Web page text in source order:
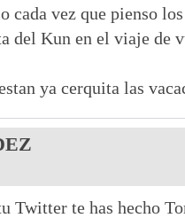
cada vez que pienso
del Kun en el viaje de
ya cerquita las
Twitter te has hecho